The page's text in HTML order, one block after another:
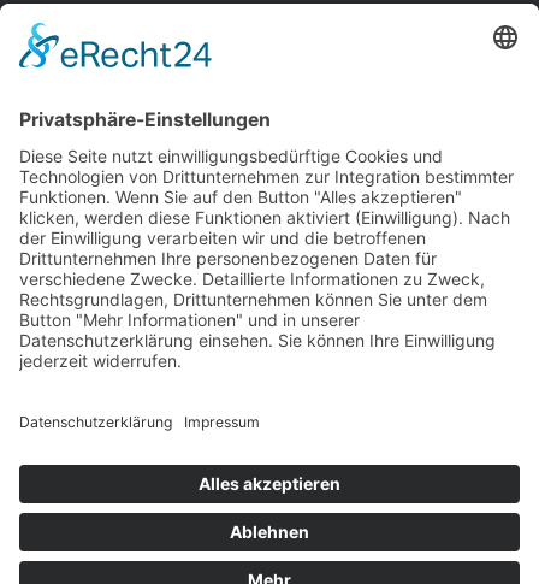
E-Mail
akzeptiere dieAllgemeinen Geschäftsbedingungenund
dieDatenschutzerklärung
© 2026 COPYRIGHT: ANDERES LERNEN – HAUS FELSENKELLER